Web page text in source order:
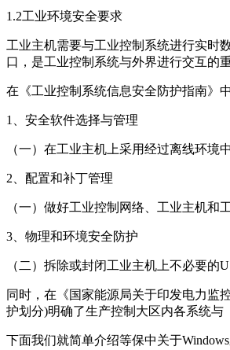
1.2工业环境安全要求
工业主机需要与工业控制系统进行实时
口，是工业控制系统与外界进行交互的
在《工业控制系统信息安全防护指南》
1、安全软件选择与管理
（一）在工业主机上采用经过离线环
2、配置和补丁管理
（一）做好工业控制网络、工业主机和
3、物理和环境安全防护
（二）拆除或封闭工业主机上不必要的
同时，在《国家能源局关于印发电力监
护划分)明确了生产控制大区内各系统与
下面我们就简单介绍等保中关于